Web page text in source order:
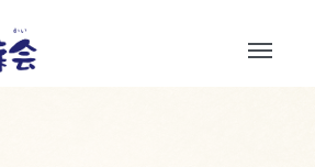
Toggle
navigation